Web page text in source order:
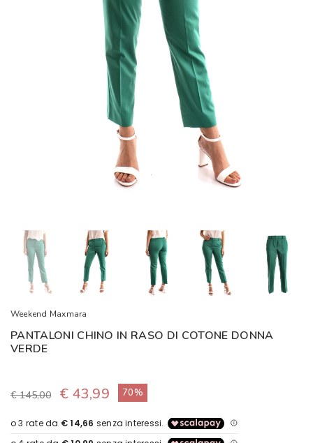
Weekend Maxmara
PANTALONI CHINO IN RASO DI COTONE DONNA
VERDE
€ 145,00 € 43,99 70%